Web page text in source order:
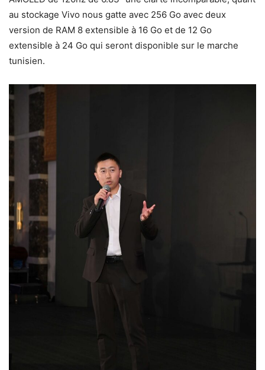
au stockage Vivo nous gatte avec 256 Go avec deux
version de RAM 8 extensible à 16 Go et de 12 Go
extensible à 24 Go qui seront disponible sur le marche
tunisien.